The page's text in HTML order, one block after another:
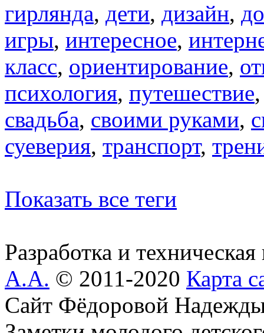
гирлянда, дети, дизайн,
игры, интересное,
класс, ориентирование,
психология, путешествие
свадьба, своими руками,
суеверия, транспорт,
Показать все теги
Разработка и
А.А. © 2011-2020 Карта
Сайт Фёдоровой